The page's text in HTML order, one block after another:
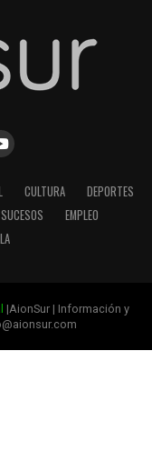
CULTURA
DEPORTES
SUCESOS
EMPLEO
|AionSur | Información y